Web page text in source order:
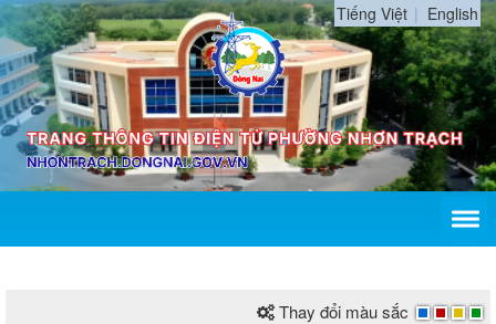
Tiếng Việt English
Thay đổi màu sắc